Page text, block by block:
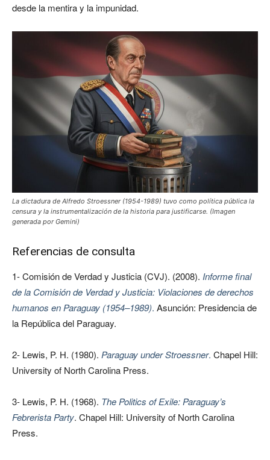
desde la mentira y la impunidad.
La dictadura de Alfredo Stroessner (1954-1989) tuvo como política pública la
censura y la instrumentalización de la historia para justificarse. (Imagen
generada por Gemini)
Referencias de consulta
1- Comisión de Verdad y Justicia (CVJ). (2008). Informe final
de la Comisión de Verdad y Justicia: Violaciones de derechos
humanos en Paraguay (1954–1989). Asunción: Presidencia de
la República del Paraguay.
2- Lewis, P. H. (1980). Paraguay under Stroessner. Chapel Hill:
University of North Carolina Press.
3- Lewis, P. H. (1968). The Politics of Exile: Paraguay’s
Febrerista Party. Chapel Hill: University of North Carolina
Press.